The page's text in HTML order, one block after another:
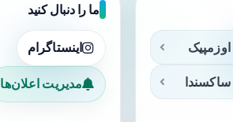
ما را دنبال کنید
اینستاگرام
مدیریت اعلان‌ها